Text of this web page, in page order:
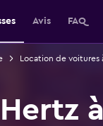
Avis FAQ
Location de voitures